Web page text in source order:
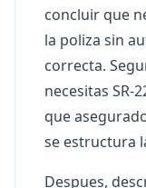
concluir que
la poliza sin
correcta.
necesitas SR-
que
se estructura
Despues,